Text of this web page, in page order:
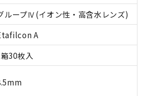
ループⅣ(イオン性・高含水レンズ)
A
30枚入